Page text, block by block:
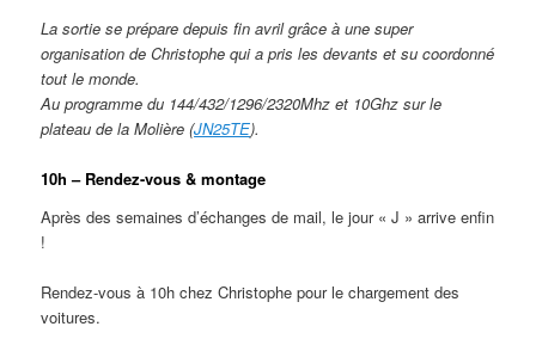
La sortie se prépare depuis fin avril grâce à une super
organisation de Christophe qui a pris les devants et su coordonné
tout le monde.
Au programme du 144/432/1296/2320Mhz et 10Ghz sur le
plateau de la Molière (JN25TE).
10h – Rendez-vous & montage
Après des semaines d’échanges de mail, le jour « J » arrive enfin
!
Rendez-vous à 10h chez Christophe pour le chargement des
voitures.